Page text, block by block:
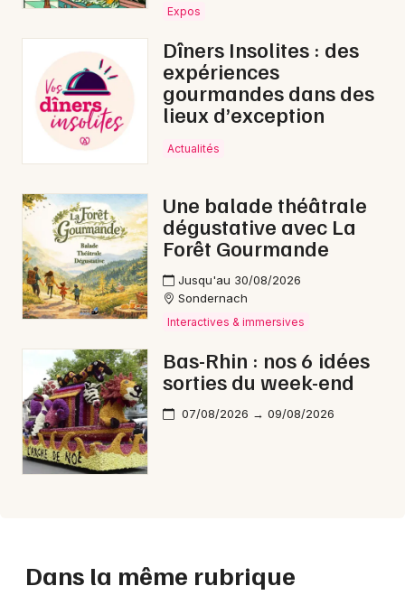
Expos
Dîners Insolites : des
expériences
gourmandes dans des
lieux d’exception
Actualités
Une balade théâtrale
dégustative avec La
Forêt Gourmande
Jusqu'au 30/08/2026
Sondernach
Interactives & immersives
Bas-Rhin : nos 6 idées
sorties du week-end
07/08/2026 → 09/08/2026
Dans la même rubrique